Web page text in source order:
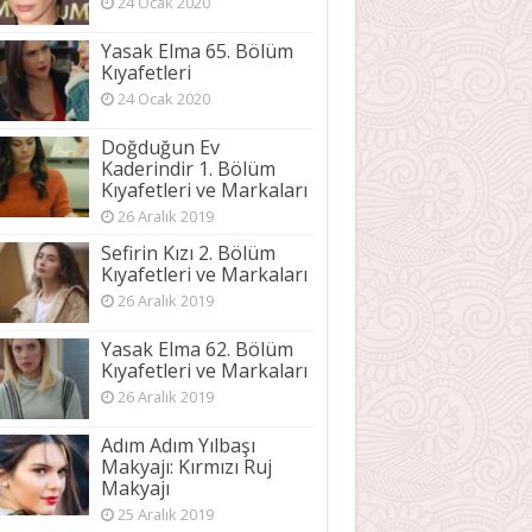
Yasak Elma 65. Bölüm
Kıyafetleri
24 Ocak 2020
Doğduğun Ev
Kaderindir 1. Bölüm
Kıyafetleri ve Markaları
26 Aralık 2019
Sefirin Kızı 2. Bölüm
Kıyafetleri ve Markaları
26 Aralık 2019
Yasak Elma 62. Bölüm
Kıyafetleri ve Markaları
26 Aralık 2019
Adım Adım Yılbaşı
Makyajı: Kırmızı Ruj
Makyajı
25 Aralık 2019